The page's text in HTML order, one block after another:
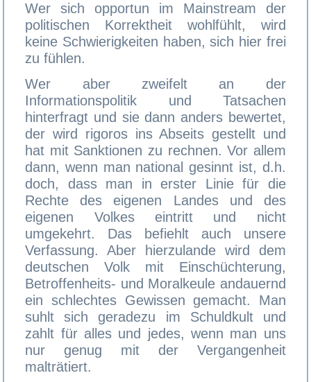
Wer sich opportun im Mainstream der
politischen Korrektheit wohlfühlt, wird
keine Schwierigkeiten haben, sich hier frei
zu fühlen.
Wer aber zweifelt an der
Informationspolitik und Tatsachen
hinterfragt und sie dann anders bewertet,
der wird rigoros ins Abseits gestellt und
hat mit Sanktionen zu rechnen. Vor allem
dann, wenn man national gesinnt ist, d.h.
doch, dass man in erster Linie für die
Rechte des eigenen Landes und des
eigenen Volkes eintritt und nicht
umgekehrt. Das befiehlt auch unsere
Verfassung. Aber hierzulande wird dem
deutschen Volk mit Einschüchterung,
Betroffenheits- und Moralkeule andauernd
ein schlechtes Gewissen gemacht. Man
suhlt sich geradezu im Schuldkult und
zahlt für alles und jedes, wenn man uns
nur genug mit der Vergangenheit
malträtiert.